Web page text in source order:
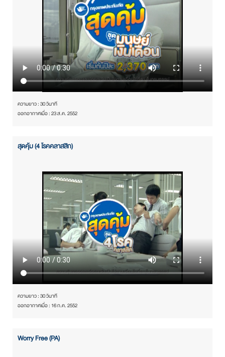
ความยาว : 30 วินาที
ออกอากาศเมื่อ : 23 ส.ค. 2552
สุดคุ้ม (4 โรคคลาสสิก)
ความยาว : 30 วินาที
ออกอากาศเมื่อ : 16 ก.ค. 2552
Worry Free (PA)